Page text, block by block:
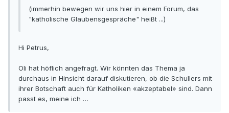
(immerhin bewegen wir uns hier in einem Forum, das
"katholische Glaubensgespräche" heißt ...)
Hi Petrus,
Oli hat höflich angefragt. Wir könnten das Thema ja
durchaus in Hinsicht darauf diskutieren, ob die Schullers mit
ihrer Botschaft auch für Katholiken «akzeptabel» sind. Dann
passt es, meine ich …